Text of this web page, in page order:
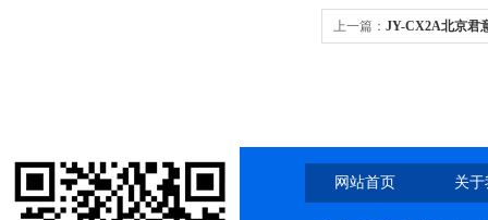
上一篇： JY-CX2A北京君
网站首页 关